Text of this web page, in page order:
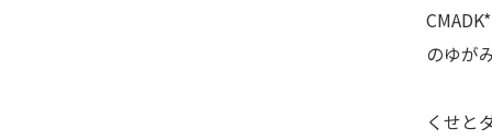
のゆが
くせと